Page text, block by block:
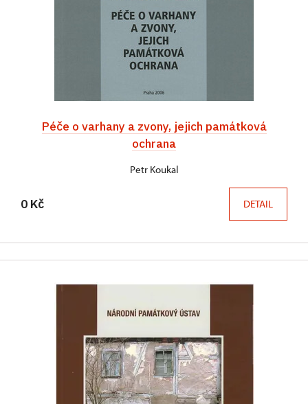
Péče o varhany a zvony, jejich památková
ochrana
Petr Koukal
0 Kč DETAIL